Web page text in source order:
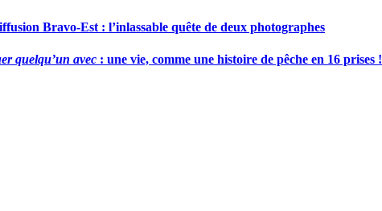
Bravo-Est : l’inlassable quête de deux photographes
quelqu’un avec : une vie, comme une histoire de pêche en 16 prises !